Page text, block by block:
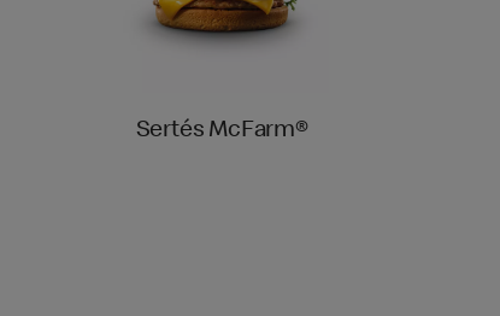
Sertés McFarm®